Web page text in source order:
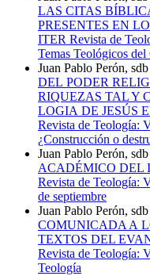
LAS CITAS
PRESENTES EN
ITER Revista de
Temas Teológicos
Juan Pablo Perón, sdb
DEL PODER
RIQUEZAS TAL Y
LOGIA DE JESÚS
Revista de Teología:
¿Construcción o
Juan Pablo Perón, sdb
ACADÉMICO DEL
Revista de Teología:
de septiembre
Juan Pablo Perón, sdb
COMUNICADA A
TEXTOS DEL
Revista de Teología:
Teología